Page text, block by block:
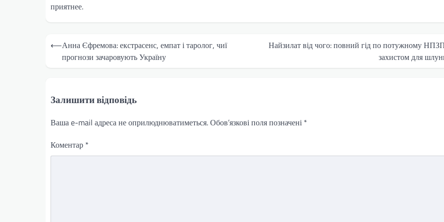
приятнее.
Навігація
записів
⟵Анна Єфремова: екстрасенс, емпат і таролог, чиї
прогнози зачаровують Україну
Найзилат від чого: повний гід по потужному
захистом для
Залишити відповідь
Ваша e-mail адреса не оприлюднюватиметься.Обов’язкові поля позначені *
Коментар *